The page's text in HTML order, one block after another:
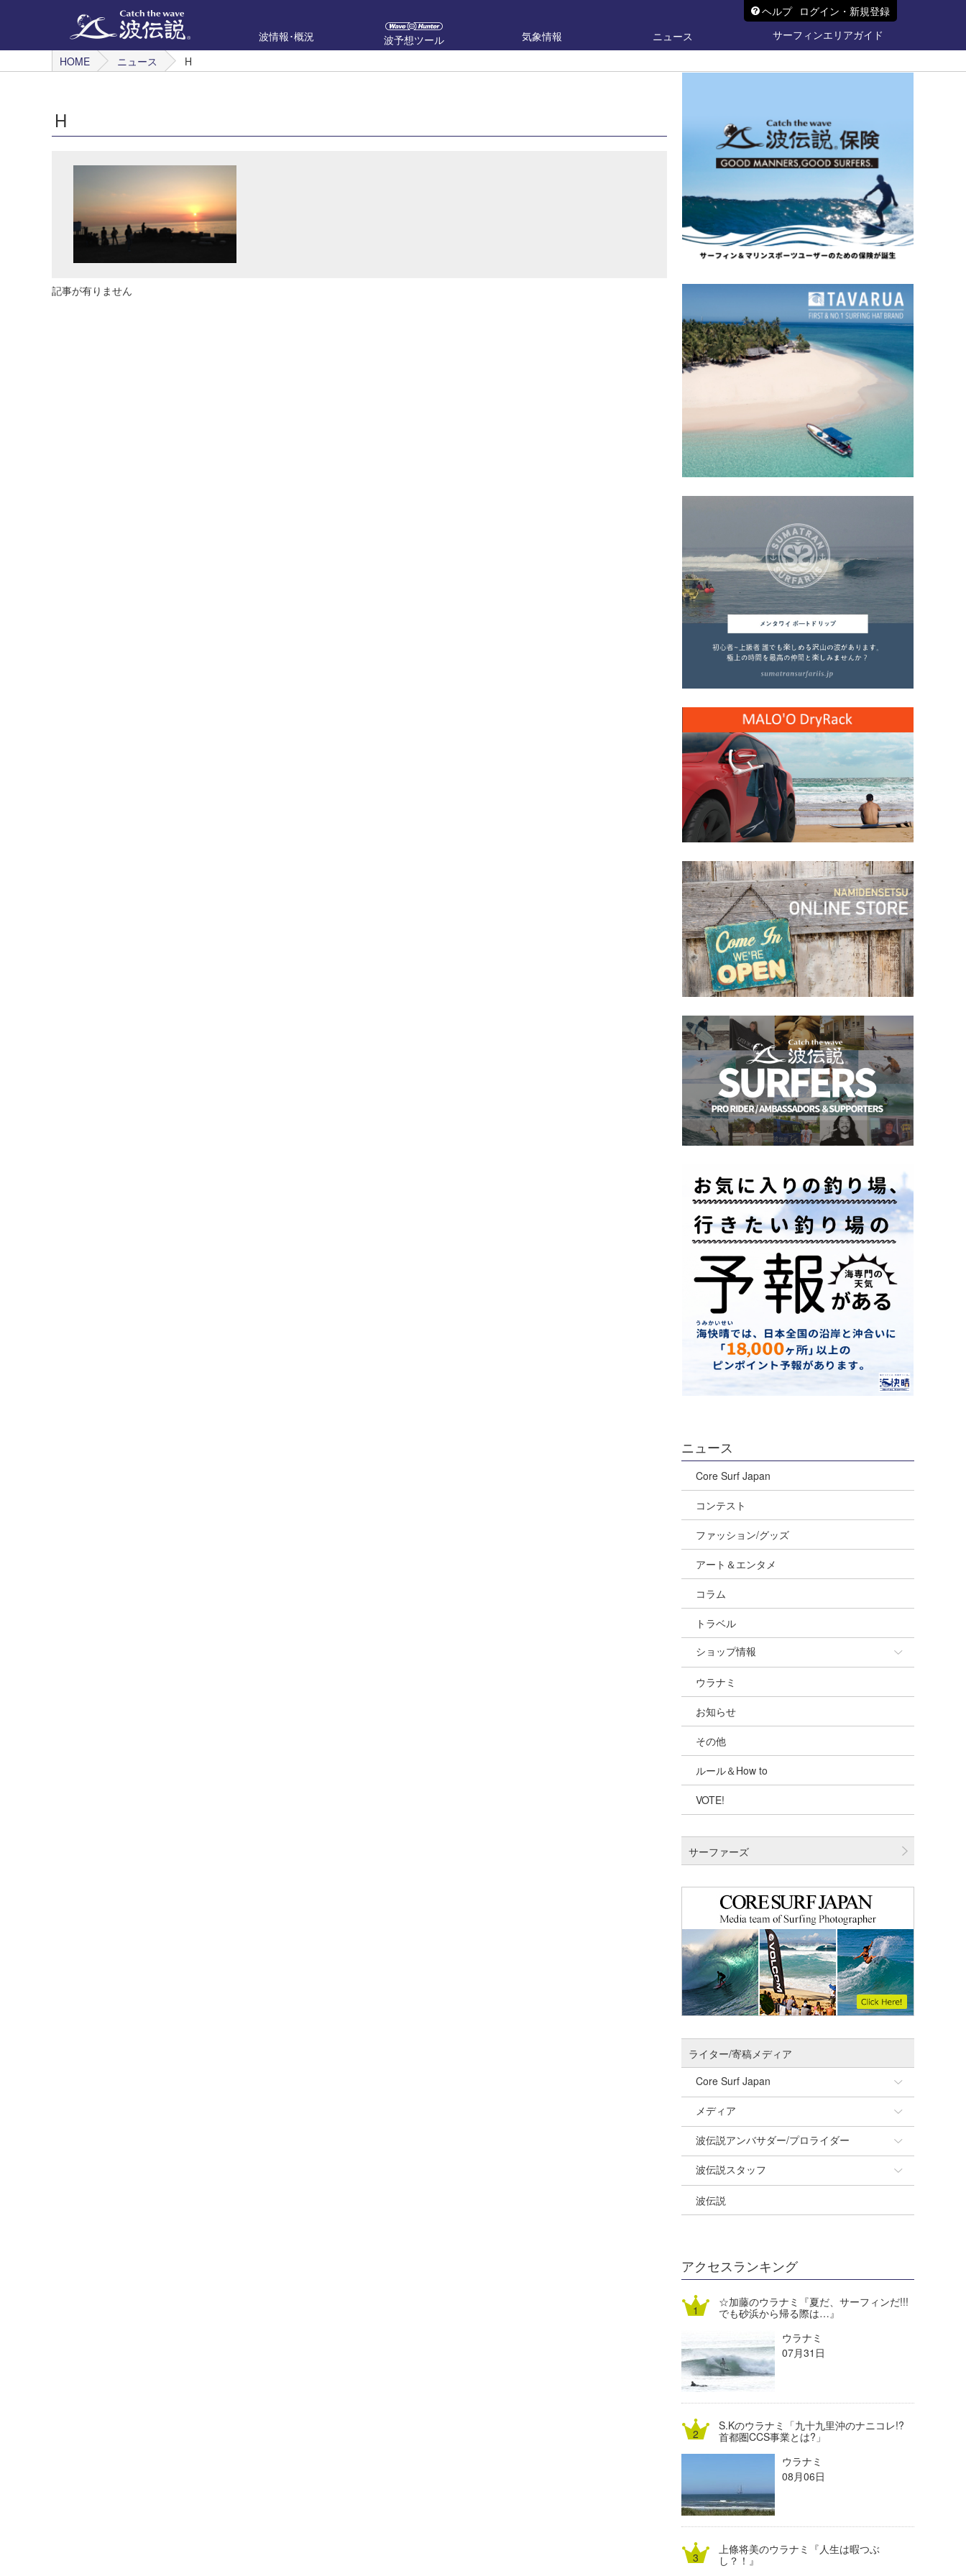
ヘルプ ログイン・新規登録
波情報･概況
波予想ツール 気象情報 ニュース
サーフィンエリアガイド
HOME
ニュース H
H
記事が有りません
ニュース
Core Surf Japan
コンテスト
ファッション/グッズ
アート＆エンタメ
コラム
トラベル
ショップ情報
ショップ情報
湘南
千葉北
伊豆
千葉南
四国
沖縄
ウラナミ
お知らせ
その他
ルール＆How to
VOTE!
サーファーズ
ライター/寄稿メディア
Core Surf Japan
Naoya Kimoto
mitsuteru Kamio
Yasunari Inoue
Yoshiyuki Obata
DELTA FORCE SURF
熊谷素子
メディア
SURFMEDIA
Colors MAGAZINE
WAVAL
波伝説アンバサダー/プロライダー
福島寿実子
中浦“JET”章
進士剛光
植村未来
NOBUFUKU
大野”MAR”修聖
喜納海人
波伝説スタッフ
☆加藤
Aichan
ECE
G◎Da
H
KID
KOBU
MIN
mitz
OYZ
波伝説
アクセスランキング
☆加藤のウラナミ『夏だ、サーフィンだ!!!
でも砂浜から帰る際は…』
ウラナミ
07月31日
S.Kのウラナミ「九十九里沖のナニコレ!?
首都圏CCS事業とは?」
ウラナミ
08月06日
上條将美のウラナミ『人生は暇つぶ
し？！』